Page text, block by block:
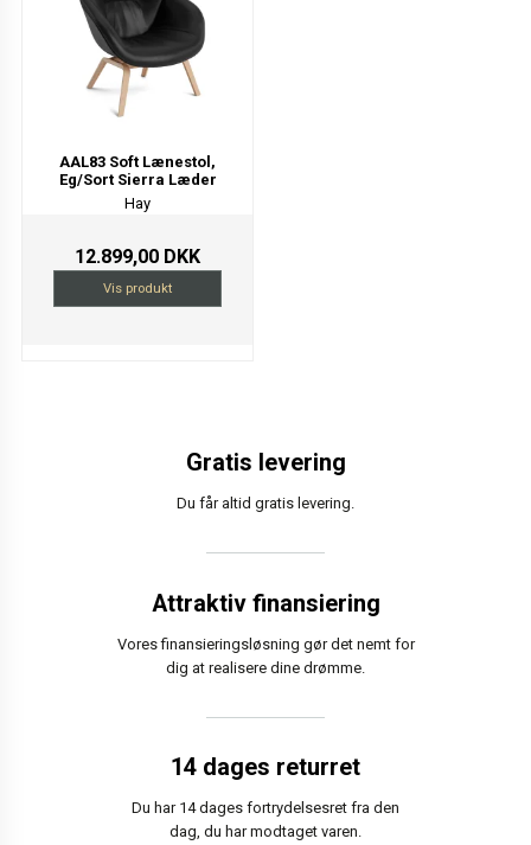
AAL83 Soft Lænestol,
Eg/Sort Sierra Læder
Hay
12.899,00 DKK
Vis produkt
Gratis levering
Du får altid gratis levering.
Attraktiv finansiering
Vores finansieringsløsning gør det nemt for
dig at realisere dine drømme.
14 dages returret
Du har 14 dages fortrydelsesret fra den
dag, du har modtaget varen.